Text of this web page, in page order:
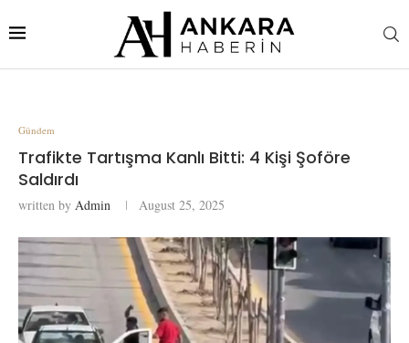
Gündem
Trafikte Tartışma Kanlı Bitti: 4 Kişi Şoföre
Saldırdı
written by Admin August 25, 2025